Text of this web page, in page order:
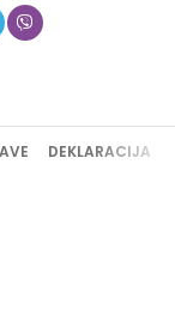
DEKLARACIJA